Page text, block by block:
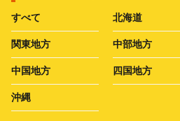
すべて 北海道
関東地方 中部地方
中国地方 四国地方
沖縄